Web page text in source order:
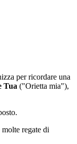
per ricordare una
Tua ("Orietta mia"),
regate di